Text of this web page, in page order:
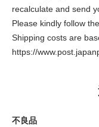
recalculate and send
Please kindly follow
Shipping costs are
https://
不良品